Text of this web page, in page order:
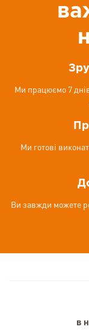
Ми працюємо 7
Ми готові
Ви завжди можете
в